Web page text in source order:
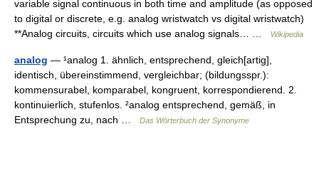
variable signal continuous in both time and amplitude (as opposed
to digital or discrete, e.g. analog wristwatch vs digital wristwatch)
**Analog circuits, circuits which use analog signals… …
Wikipedia
analog — ¹analog 1. ähnlich, entsprechend, gleich[artig],
identisch, übereinstimmend, vergleichbar; (bildungsspr.):
kommensurabel, komparabel, kongruent, korrespondierend. 2.
kontinuierlich, stufenlos. ²analog entsprechend, gemäß, in
Entsprechung zu, nach …
Das Wörterbuch der Synonyme